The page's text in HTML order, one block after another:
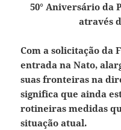
50° Aniversário da
através
Com a solicitação da
entrada na Nato,
suas fronteiras na
significa que ainda
rotineiras medidas
situação atual.